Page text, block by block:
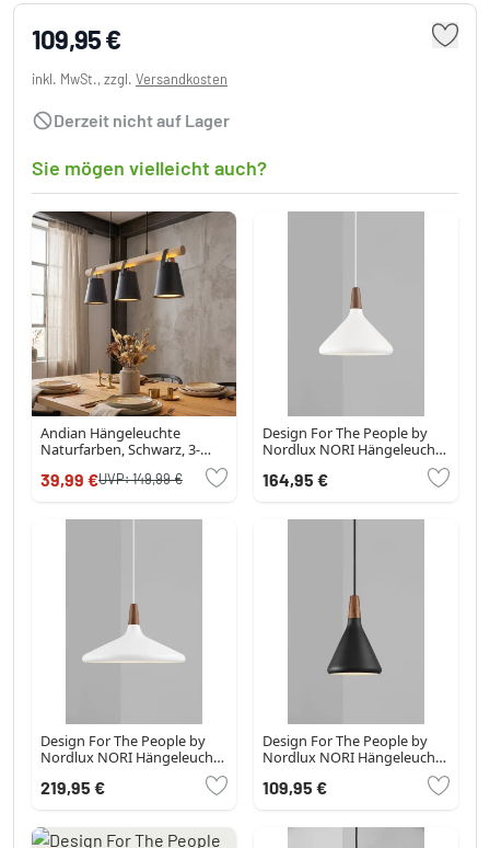
109,95 €
inkl. MwSt., zzgl. Versandkosten
Derzeit nicht auf Lager
Sie mögen vielleicht auch?
Andian Hängeleuchte
Naturfarben, Schwarz, 3-
39,99 €UVP:149,99 €
Design For The People by
Nordlux NORI Hängeleuchte
164,95 €
Design For The People by
Nordlux NORI Hängeleuchte
219,95 €
Design For The People by
Nordlux NORI Hängeleuchte
Braun, Schwarz, 1-flammig
109,95 €